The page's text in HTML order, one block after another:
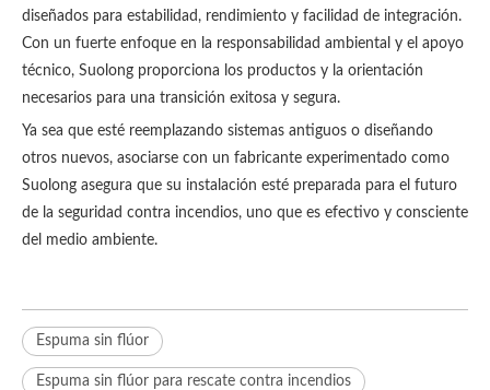
diseñados para estabilidad, rendimiento y facilidad de integración.
Con un fuerte enfoque en la responsabilidad ambiental y el apoyo
técnico, Suolong proporciona los productos y la orientación
necesarios para una transición exitosa y segura.
Ya sea que esté reemplazando sistemas antiguos o diseñando
otros nuevos, asociarse con un fabricante experimentado como
Suolong asegura que su instalación esté preparada para el futuro
de la seguridad contra incendios, uno que es efectivo y consciente
del medio ambiente.
Espuma sin flúor
Espuma sin flúor para rescate contra incendios